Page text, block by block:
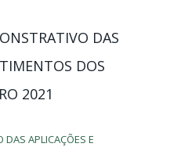
DAS
DOS
2021
DAS APLICAÇÕES E